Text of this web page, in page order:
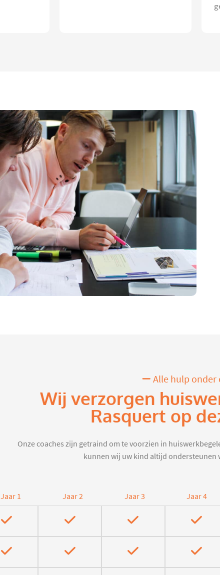
Alle hulp onder
Wij verzorgen
Rasquert op
Onze coaches zijn getraind om te voorzien in
kunnen wij uw kind altijd ondersteunen
Jaar 1 Jaar 2 Jaar 3 Jaar 4